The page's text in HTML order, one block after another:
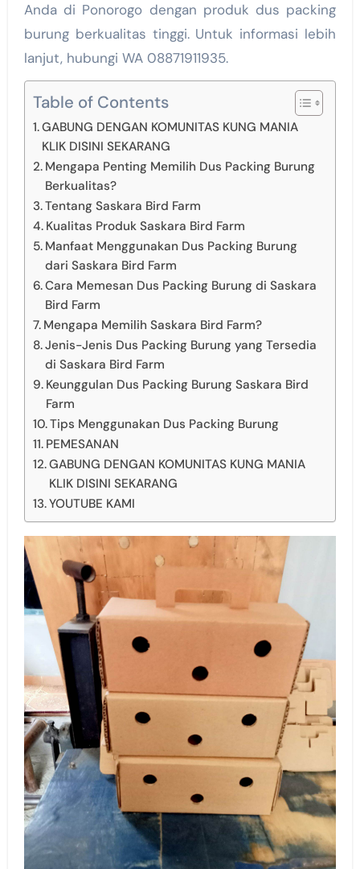
Anda di Ponorogo dengan produk dus packing
burung berkualitas tinggi. Untuk informasi lebih
lanjut, hubungi WA 08871911935.
Table of Contents
GABUNG DENGAN KOMUNITAS KUNG MANIA
KLIK DISINI SEKARANG
Mengapa Penting Memilih Dus Packing Burung
Berkualitas?
Tentang Saskara Bird Farm
Kualitas Produk Saskara Bird Farm
Manfaat Menggunakan Dus Packing Burung
dari Saskara Bird Farm
Cara Memesan Dus Packing Burung di Saskara
Bird Farm
Mengapa Memilih Saskara Bird Farm?
Jenis-Jenis Dus Packing Burung yang Tersedia
di Saskara Bird Farm
Keunggulan Dus Packing Burung Saskara Bird
Farm
Tips Menggunakan Dus Packing Burung
PEMESANAN
GABUNG DENGAN KOMUNITAS KUNG MANIA
KLIK DISINI SEKARANG
YOUTUBE KAMI